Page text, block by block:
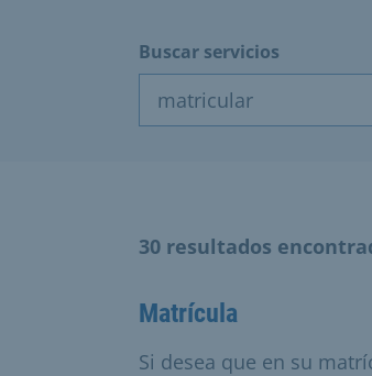
Buscar servicios
30 resultados
Matrícula
Si desea que en su